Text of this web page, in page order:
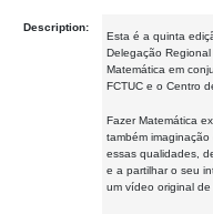
Description:
Esta é a quinta
Delegação
Matemática em
FCTUC e o Centro
Fazer Matemática
também
essas qualidades,
e a partilhar o seu
um vídeo original de